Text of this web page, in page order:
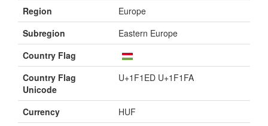
Region
Europe
Subregion
Eastern Europe
Country Flag
Country Flag
Unicode
U+1F1ED U+1F1FA
Currency
HUF